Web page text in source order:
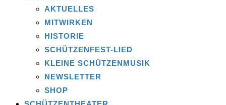
AKTUELLES
MITWIRKEN
HISTORIE
SCHÜTZENFEST-LIED
KLEINE SCHÜTZENMUSIK
NEWSLETTER
SHOP